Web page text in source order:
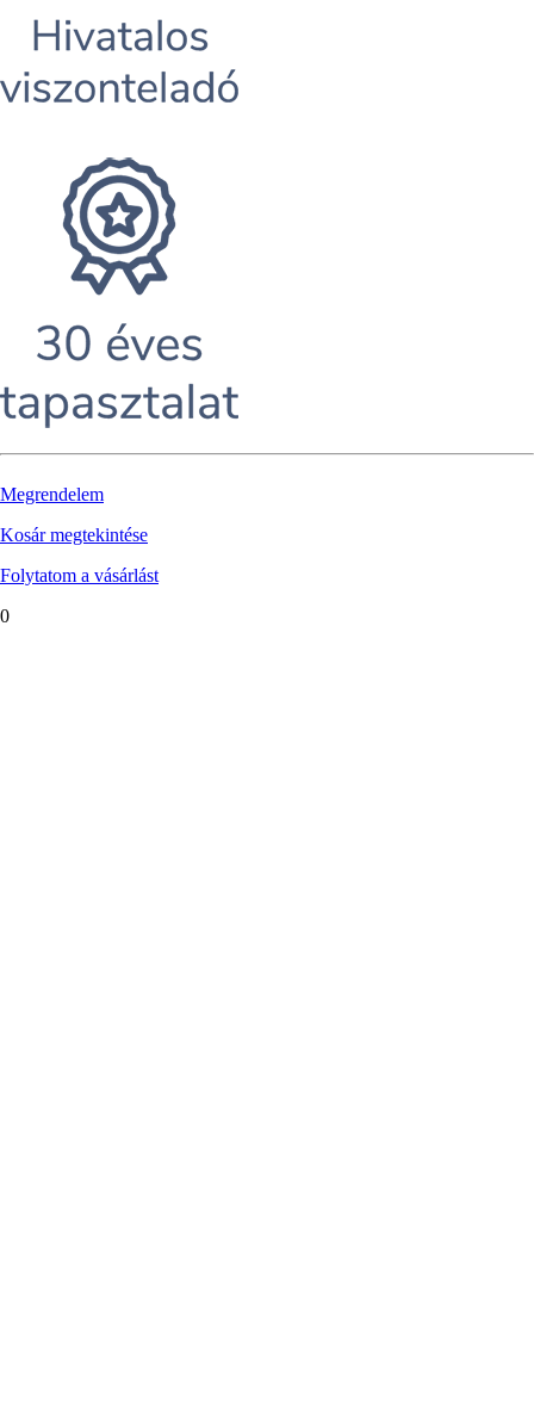
Megrendelem
Kosár megtekintése
Folytatom a vásárlást
0